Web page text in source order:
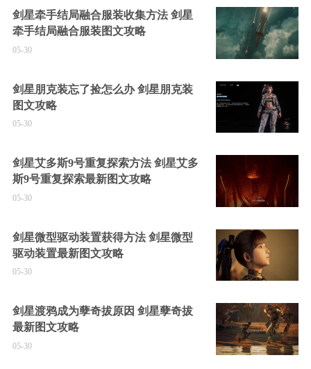
剑星牵手结局融合服装收集方法 剑星
牵手结局融合服装图文攻略
05-30
剑星朋克装忘了捡怎么办 剑星朋克装
图文攻略
05-30
剑星艾多斯9号重复探索方法 剑星艾多
斯9号重复探索最新图文攻略
05-30
剑星微型驱动装置获得方法 剑星微型
驱动装置最新图文攻略
05-30
剑星渡鸦成为孽奇拔原因 剑星孽奇拔
最新图文攻略
05-30